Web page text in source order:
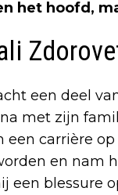
het hoofd,
een deel
met zijn
een carrière
en nam
een blessure